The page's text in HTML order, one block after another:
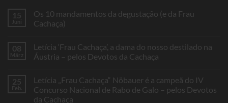
15
Juni
Os 10 mandamentos da degustação (e da Frau
Cachaça)
Os
10
degustação
(e
da
Frau
08
März
Letícia ‘Frau Cachaça’, a dama do nosso destilado na
Áustria – pelos Devotos da Cachaça
Letícia
‘Frau
Cachaça’,
25
Feb.
Letícia „Frau Cachaça“ Nöbauer é a campeã do IV
Concurso Nacional de Rabo de Galo – pelos Devotos
da Cachaça